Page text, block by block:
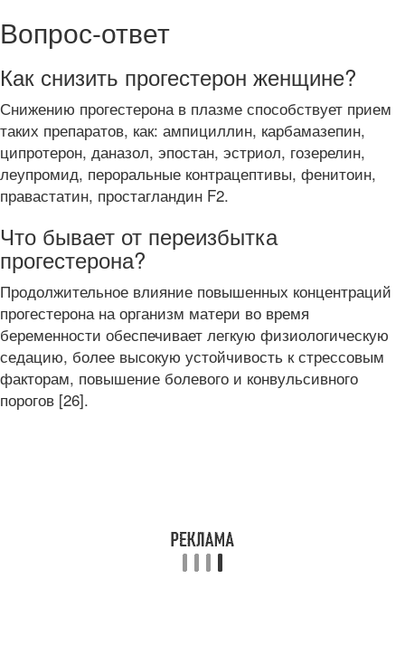
Вопрос-ответ
Как снизить прогестерон женщине?
Снижению прогестерона в плазме способствует прием
таких препаратов, как: ампициллин, карбамазепин,
ципротерон, даназол, эпостан, эстриол, гозерелин,
леупромид, пероральные контрацептивы, фенитоин,
правастатин, простагландин F2.
Что бывает от переизбытка
прогестерона?
Продолжительное влияние повышенных концентраций
прогестерона на организм матери во время
беременности обеспечивает легкую физиологическую
седацию, более высокую устойчивость к стрессовым
факторам, повышение болевого и конвульсивного
порогов [26].